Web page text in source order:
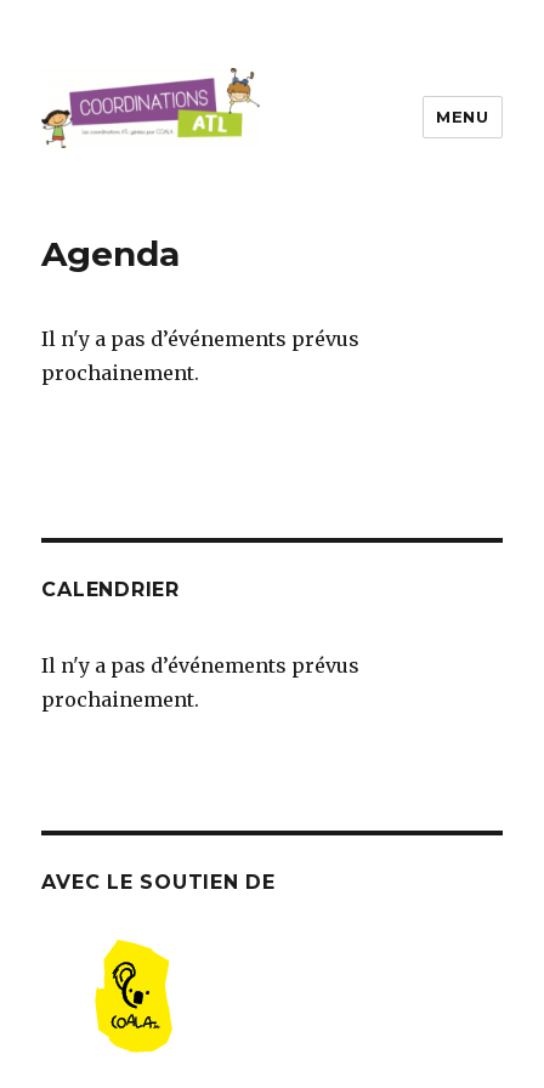
MENU
Agenda
Il n'y a pas d’événements prévus
prochainement.
CALENDRIER
Il n'y a pas d’événements prévus
prochainement.
AVEC LE SOUTIEN DE